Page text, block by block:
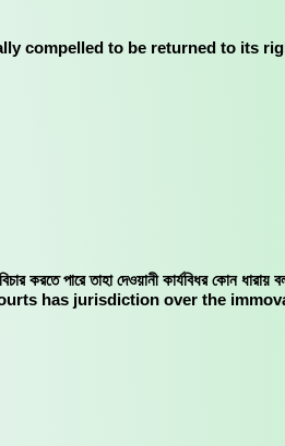
compelled to be returned to its
করতে পারে তাহা দেওয়ানী কার্যবিধর কোন ধারায়
has jurisdiction over the